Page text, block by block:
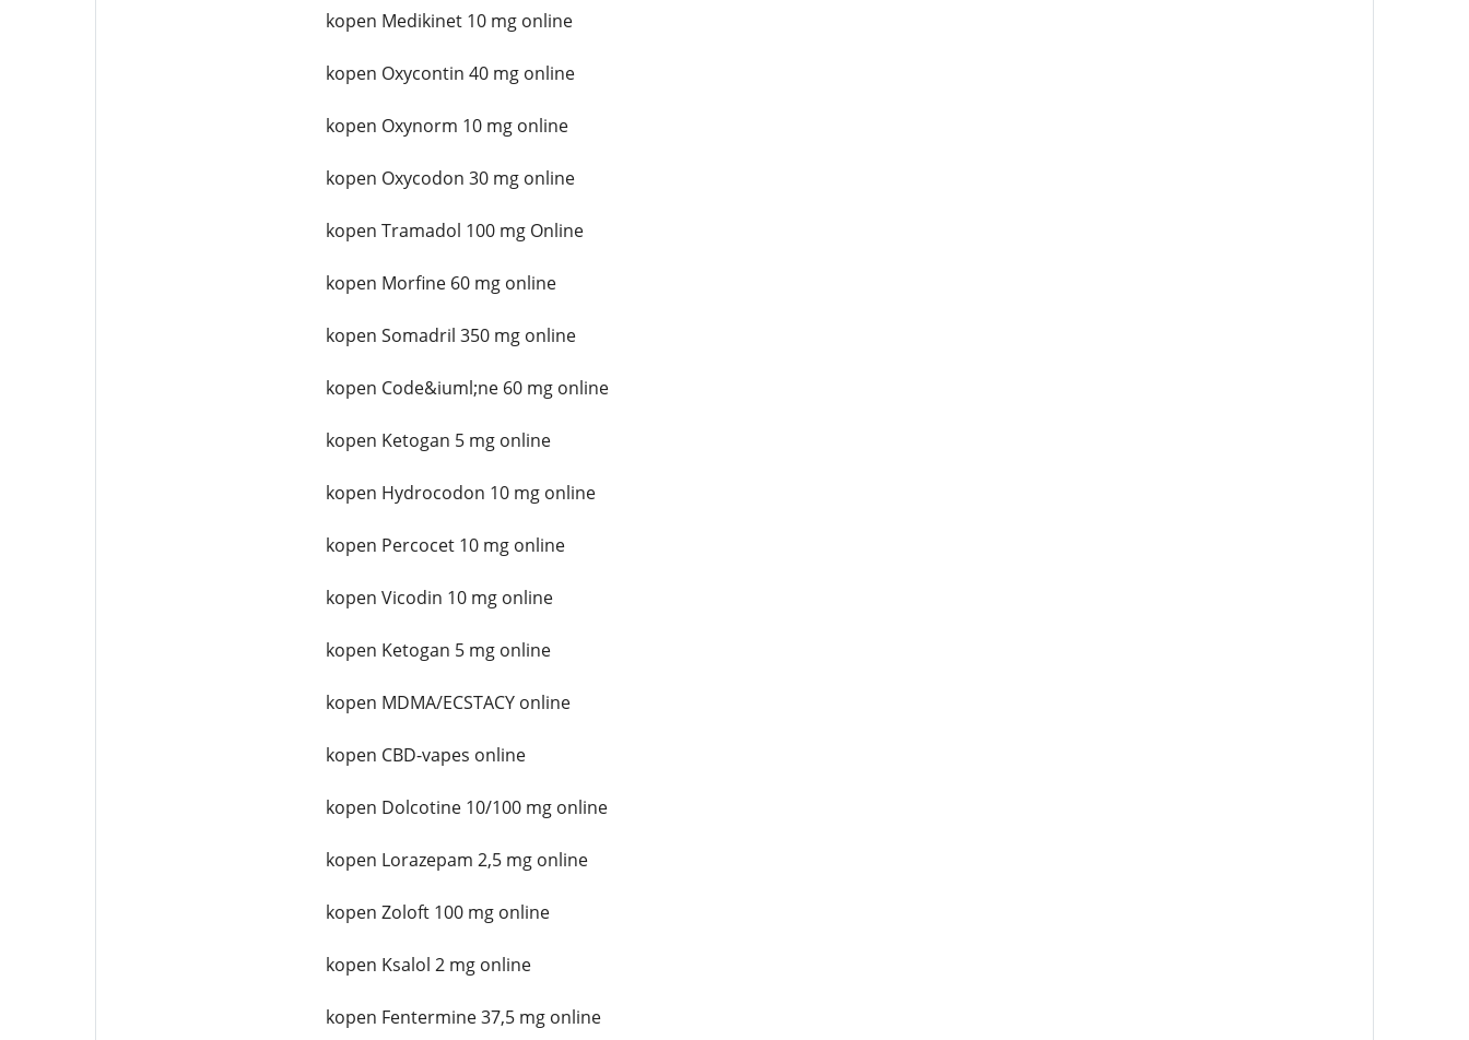
kopen Medikinet 10 mg online
kopen Oxycontin 40 mg online
kopen Oxynorm 10 mg online
kopen Oxycodon 30 mg online
kopen Tramadol 100 mg Online
kopen Morfine 60 mg online
kopen Somadril 350 mg online
kopen Code&iuml;ne 60 mg online
kopen Ketogan 5 mg online
kopen Hydrocodon 10 mg online
kopen Percocet 10 mg online
kopen Vicodin 10 mg online
kopen Ketogan 5 mg online
kopen MDMA/ECSTACY online
kopen CBD-vapes online
kopen Dolcotine 10/100 mg online
kopen Lorazepam 2,5 mg online
kopen Zoloft 100 mg online
kopen Ksalol 2 mg online
kopen Fentermine 37,5 mg online